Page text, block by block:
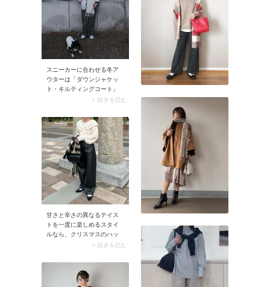
スニーカーに合わせる冬ア
ウターは「ダウンジャケッ
ト・キルティングコート」
が最適。防寒性に優れてい
トがスニーカーにぴったり
マッチ。パンツに合わせる
とスッキリ着こなせます
よ。
> 続きを読む
甘さと辛さの異なるテイス
トを一度に楽しめるスタイ
ルなら、クリスマスのハッ
ピーな気分をさらに盛り上
リューム感が可愛い白ニッ
トには、あえて黒のレザー
パンツを合わせて甘辛ミッ
> 続きを読む